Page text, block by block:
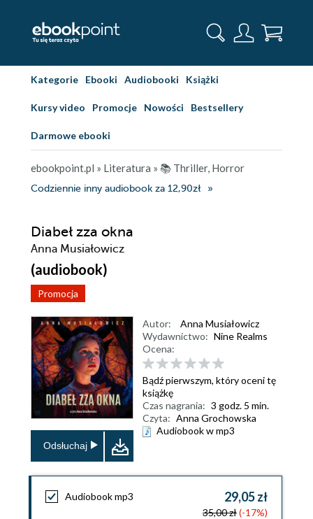
Kategorie Ebooki Audiobooki Książki
Kursy video Promocje Nowości Bestsellery
Darmowe ebooki
ebookpoint.pl » Literatura » 📚 Thriller, Horror
Codziennie inny audiobook za 12,90zł
Diabeł zza okna
Anna Musiałowicz
(audiobook)
Promocja
Odsłuchaj
Autor:
Anna Musiałowicz
Wydawnictwo: Nine Realms
Ocena:
Bądź pierwszym, który oceni tę
książkę
Czas nagrania: 3 godz. 5 min.
Czyta: Anna Grochowska
Audiobook w mp3
Audiobook mp3 29,05 zł
35,00 zł(-17%)